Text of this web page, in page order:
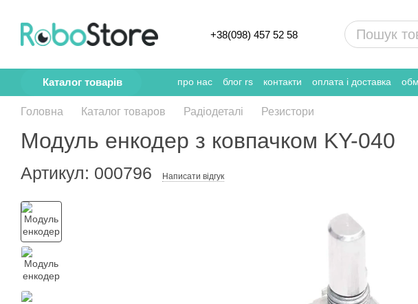
+38(098) 457 52 58
Каталог товарів про нас блог rs контакти оплата і доставка
Головна Каталог товаров Радіодеталі Резистори
Модуль енкодер з ковпачком KY-040
Артикул: 000796 Написати відгук